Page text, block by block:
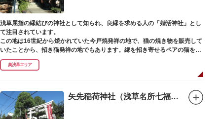
浅草屈指の縁結びの神社として知られ、良縁を求める人の「婚活神社」とし
て注目されています。
この地は16世紀から焼かれていた今戸焼発祥の地で、猫の焼き物を販売して
いたことから、招き猫発祥の地でもあります。縁を招き寄せるペアの猫をモ
チーフにした絵馬や御朱印帳も人気です。
1063（康平6）年、時の奥羽鎮守府源頼朝・義家父子が祈願し鎌倉の鶴ヶ丘
末に活躍した新選組沖田総司の終焉の地の碑も佇んでいます。また、浅草名
所七福神の福禄寿が祀られており、七福神詣りの参拝客でも賑わうスポット
です。
奥浅草エリア
矢先稲荷神社（浅草名所七福神 福禄寿）